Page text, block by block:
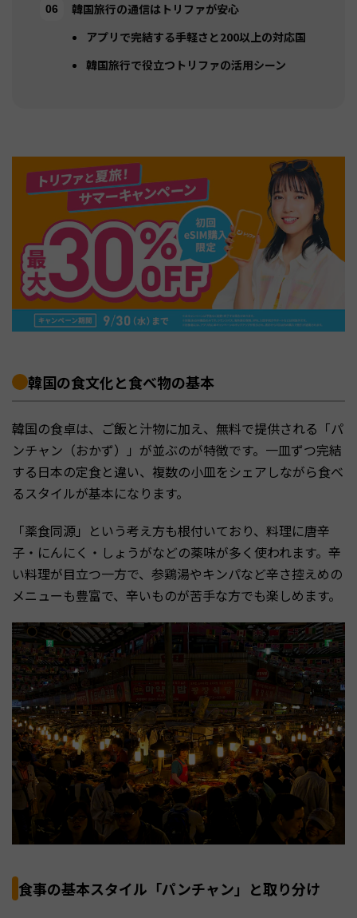
韓国旅行の通信はトリファが安心
アプリで完結する手軽さと200以上の対応国
韓国旅行で役立つトリファの活用シーン
韓国の食文化と食べ物の基本
韓国の食卓は、ご飯と汁物に加え、無料で提供される「パ
ンチャン（おかず）」が並ぶのが特徴です。一皿ずつ完結
する日本の定食と違い、複数の小皿をシェアしながら食べ
るスタイルが基本になります。
「薬食同源」という考え方も根付いており、料理に唐辛
子・にんにく・しょうがなどの薬味が多く使われます。辛
い料理が目立つ一方で、参鶏湯やキンパなど辛さ控えめの
メニューも豊富で、辛いものが苦手な方でも楽しめます。
食事の基本スタイル「パンチャン」と取り分け